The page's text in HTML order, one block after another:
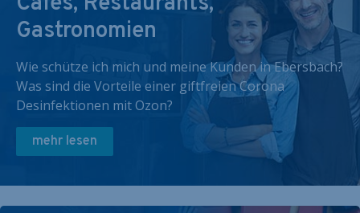
Gastronomien
Wie schütze ich mich und meine Kunden in Ebersbach?
Was sind die Vorteile einer giftfreien Corona
Desinfektionen mit Ozon?
mehr lesen